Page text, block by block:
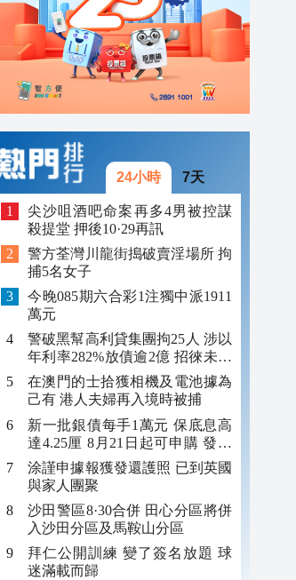
24小時 7天
尖沙咀酒吧命案再多4男被控謀
殺提堂 押後10·29再訊
警方荃灣川龍街搗破賣淫場所 拘
捕5名女子
今晚085期六合彩1注獨中派1911
萬元
警破黑幫高利貸集團拘25人 涉以
年利率282%放債逾2億 招徠未成
年追數
在澳門的士拾獲相機及電池據為
己有 港人夫婦再入境時被捕
新一批銀債每手1萬元 保底息高
達4.25厘 8月21日起可申購 發行
金額最多550億
涂謹申據報獲發還護照 已到英國
與家人團聚
沙田警區8·30合併 田心分區將併
入沙田分區及馬鞍山分區
拜仁公開訓練 變了簽名放題 球
迷滿載而歸